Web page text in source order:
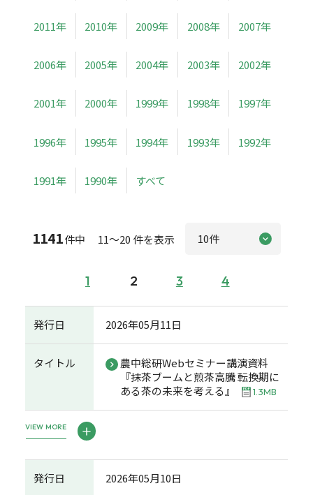
2011年 2010年 2009年 2008年 2007年
2006年 2005年 2004年 2003年 2002年
2001年 2000年 1999年 1998年 1997年
1996年 1995年 1994年 1993年 1992年
1991年 1990年 すべて
1141件中 11～20 件を表示
1 2 3 4
発行日 2026年05月11日
タイトル
農中総研Webセミナー講演資料
『抹茶ブームと煎茶高騰 転換期に
ある茶の未来を考える』
1.3MB
VIEW MORE
発行日 2026年05月10日